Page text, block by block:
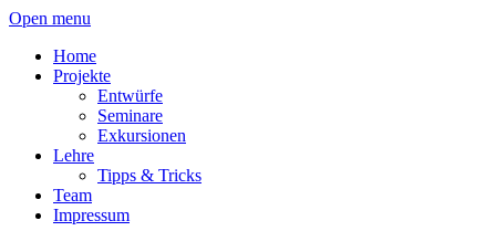
Open menu
Home
Projekte
Entwürfe
Seminare
Exkursionen
Lehre
Tipps & Tricks
Team
Impressum